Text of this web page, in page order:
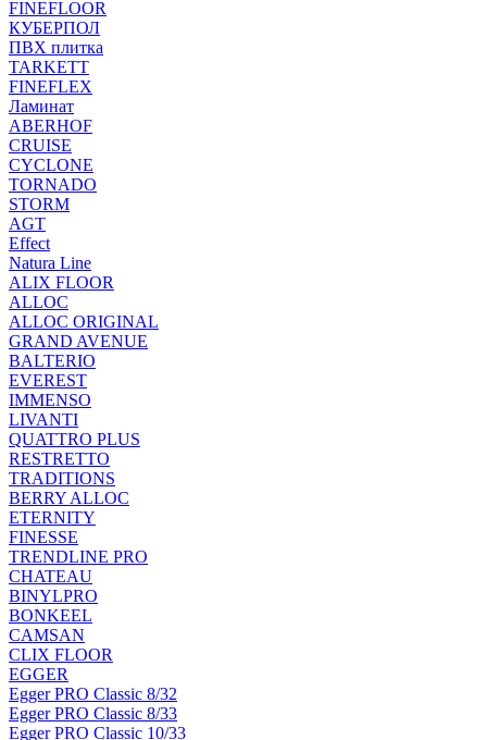
FINEFLOOR
КУБЕРПОЛ
ПВХ плитка
TARKETT
FINEFLEX
Ламинат
ABERHOF
CRUISE
CYCLONE
TORNADO
STORM
AGT
Effect
Natura Line
ALIX FLOOR
ALLOC
ALLOC ORIGINAL
GRAND AVENUE
BALTERIO
EVEREST
IMMENSO
LIVANTI
QUATTRO PLUS
RESTRETTO
TRADITIONS
BERRY ALLOC
ETERNITY
FINESSE
TRENDLINE PRO
CHATEAU
BINYLPRO
BONKEEL
CAMSAN
CLIX FLOOR
EGGER
Egger PRO Classic 8/32
Egger PRO Classic 8/33
Egger PRO Classic 10/33